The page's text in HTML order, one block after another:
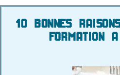
10 BONNES
FORMATION